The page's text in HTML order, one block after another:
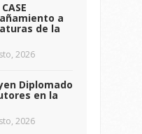
a
de la
2026
Diplomado
en la
2026